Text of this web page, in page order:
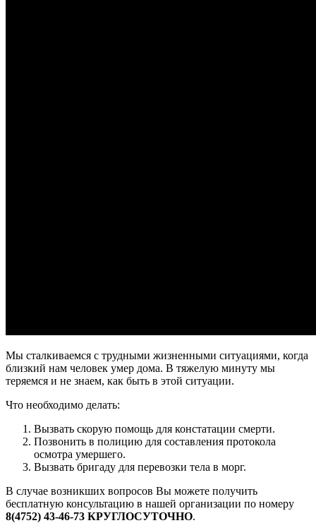
Мы сталкиваемся с трудными жизненными ситуациями, когда
близкий нам человек умер дома. В тяжелую минуту мы
теряемся и не знаем, как быть в этой ситуации.
Что необходимо делать:
Вызвать скорую помощь для констатации смерти.
Позвонить в полицию для составления протокола
осмотра умершего.
Вызвать бригаду для перевозки тела в морг.
В случае возникших вопросов Вы можете получить
бесплатную консультацию в нашей организации по номеру
8(4752) 43-46-73 КРУГЛОСУТОЧНО.